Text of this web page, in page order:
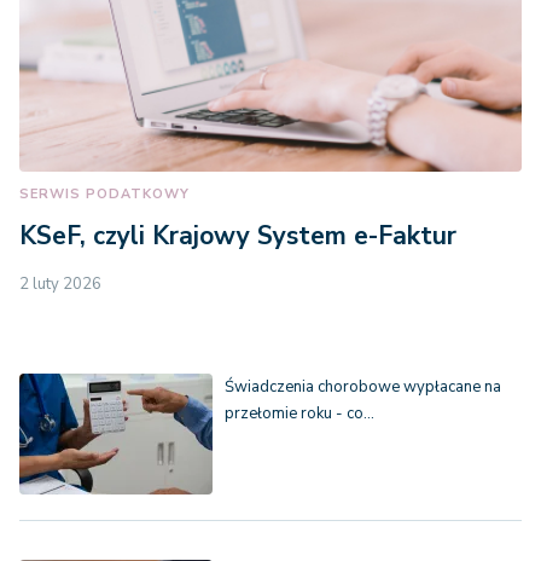
SERWIS PODATKOWY
KSeF, czyli Krajowy System e-Faktur
2 luty 2026
Świadczenia chorobowe wypłacane na
przełomie roku - co…